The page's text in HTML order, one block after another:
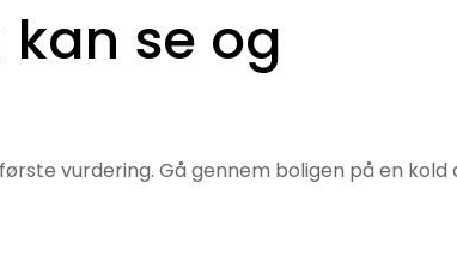
se og
vurdering. Gå gennem boligen på en kold